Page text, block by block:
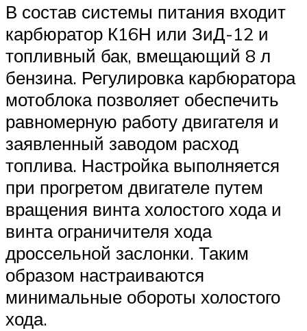
В состав системы питания входит
карбюратор К16Н или ЗиД-12 и
топливный бак, вмещающий 8 л
бензина. Регулировка карбюратора
мотоблока позволяет обеспечить
равномерную работу двигателя и
заявленный заводом расход
топлива. Настройка выполняется
при прогретом двигателе путем
вращения винта холостого хода и
винта ограничителя хода
дроссельной заслонки. Таким
образом настраиваются
минимальные обороты холостого
хода.